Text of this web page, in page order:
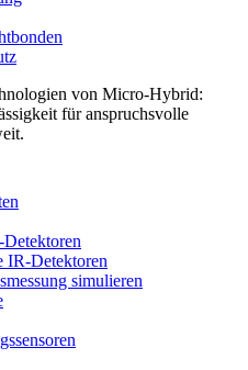
von Micro-Hybrid:
für anspruchsvolle
IR-Detektoren
simulieren